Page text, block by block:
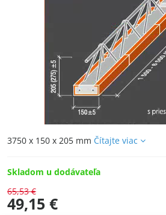
3750 x 150 x 205 mm Čítajte viac
Skladom u dodávateľa
65,53 €
49,15 €